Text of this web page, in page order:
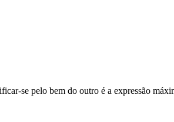
se pelo bem do outro é a expressão